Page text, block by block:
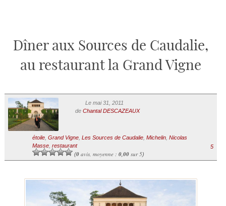
Dîner aux Sources de Caudalie,
au restaurant la Grand Vigne
Le mai 31, 2011
de Chantal DESCAZEAUX
étoile, Grand Vigne, Les Sources de Caudalie, Michelin, Nicolas
Masse, restaurant
(0avis, moyenne : 0,00sur 5)
5